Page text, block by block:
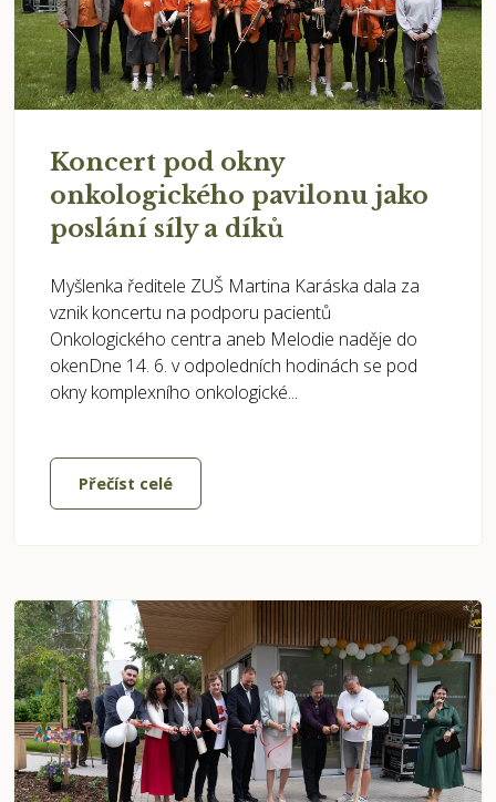
Koncert pod okny
onkologického pavilonu jako
poslání síly a díků
Myšlenka ředitele ZUŠ Martina Karáska dala za
vznik koncertu na podporu pacientů
Onkologického centra aneb Melodie naděje do
okenDne 14. 6. v odpoledních hodinách se pod
okny komplexního onkologické...
Přečíst celé